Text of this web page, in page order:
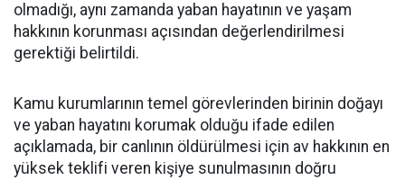
olmadığı, aynı zamanda yaban hayatının ve yaşam
hakkının korunması açısından değerlendirilmesi
gerektiği belirtildi.
Kamu kurumlarının temel görevlerinden birinin doğayı
ve yaban hayatını korumak olduğu ifade edilen
açıklamada, bir canlının öldürülmesi için av hakkının en
yüksek teklifi veren kişiye sunulmasının doğru